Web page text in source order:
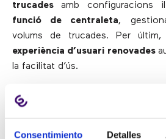
Consentimiento Detalles
trucades amb configuracions
funció de centraleta,
volums de trucades. Per últim,
experiència d’usuari renovades
la facilitat d’ús.
D’aquesta manera, Enreach
treballadors amb un sistema de